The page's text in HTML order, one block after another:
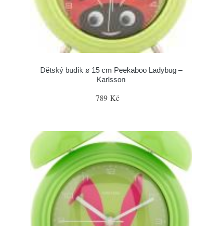
Dětský budík ø 15 cm Peekaboo Ladybug –
Karlsson
789 Kč